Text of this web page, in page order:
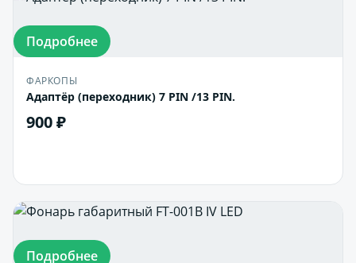
Подробнее
ФАРКОПЫ
Адаптёр (переходник) 7 PIN /13 PIN.
900 ₽
Подробнее